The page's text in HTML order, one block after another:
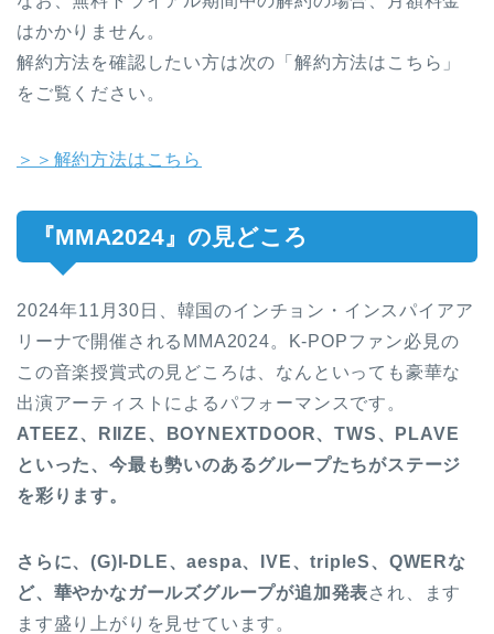
はかかりません。
解約方法を確認したい方は次の「解約方法はこちら」
をご覧ください。
＞＞解約方法はこちら
『MMA2024』の見どころ
2024年11月30日、韓国のインチョン・インスパイアア
リーナで開催されるMMA2024。K-POPファン必見の
この音楽授賞式の見どころは、なんといっても豪華な
出演アーティストによるパフォーマンスです。
ATEEZ、RIIZE、BOYNEXTDOOR、TWS、PLAVE
といった、今最も勢いのあるグループたちがステージ
を彩ります。
さらに、(G)I-DLE、aespa、IVE、tripleS、QWERな
ど、華やかなガールズグループが追加発表され、ます
ます盛り上がりを見せています。